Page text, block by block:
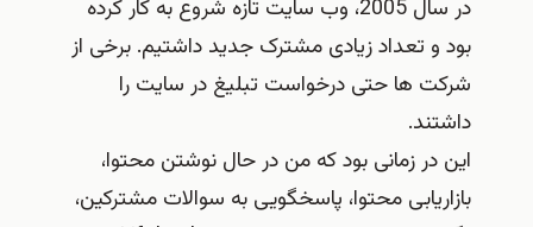
در سال 2005، وب سایت تازه شروع به کار کرده
بود و تعداد زیادی مشترک جدید داشتیم. برخی از
شرکت ها حتی درخواست تبلیغ در سایت را
داشتند.
این در زمانی بود که من در حال نوشتن محتوا،
بازاریابی محتوا، پاسخگویی به سوالات مشترکین،